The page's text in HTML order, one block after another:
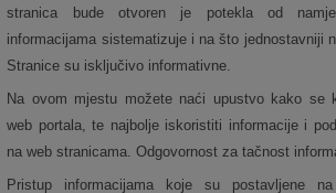
stranica bude otvoren je potekla od
informacijama sistematizuje i na što jednostavniji
Stranice su isključivo informativne.
Na ovom mjestu možete naći upustvo kako se
web portala, te najbolje iskoristiti informacije i
na web stranicama. Odgovornost za tačnost
Pristup informacijama koje su postavljene